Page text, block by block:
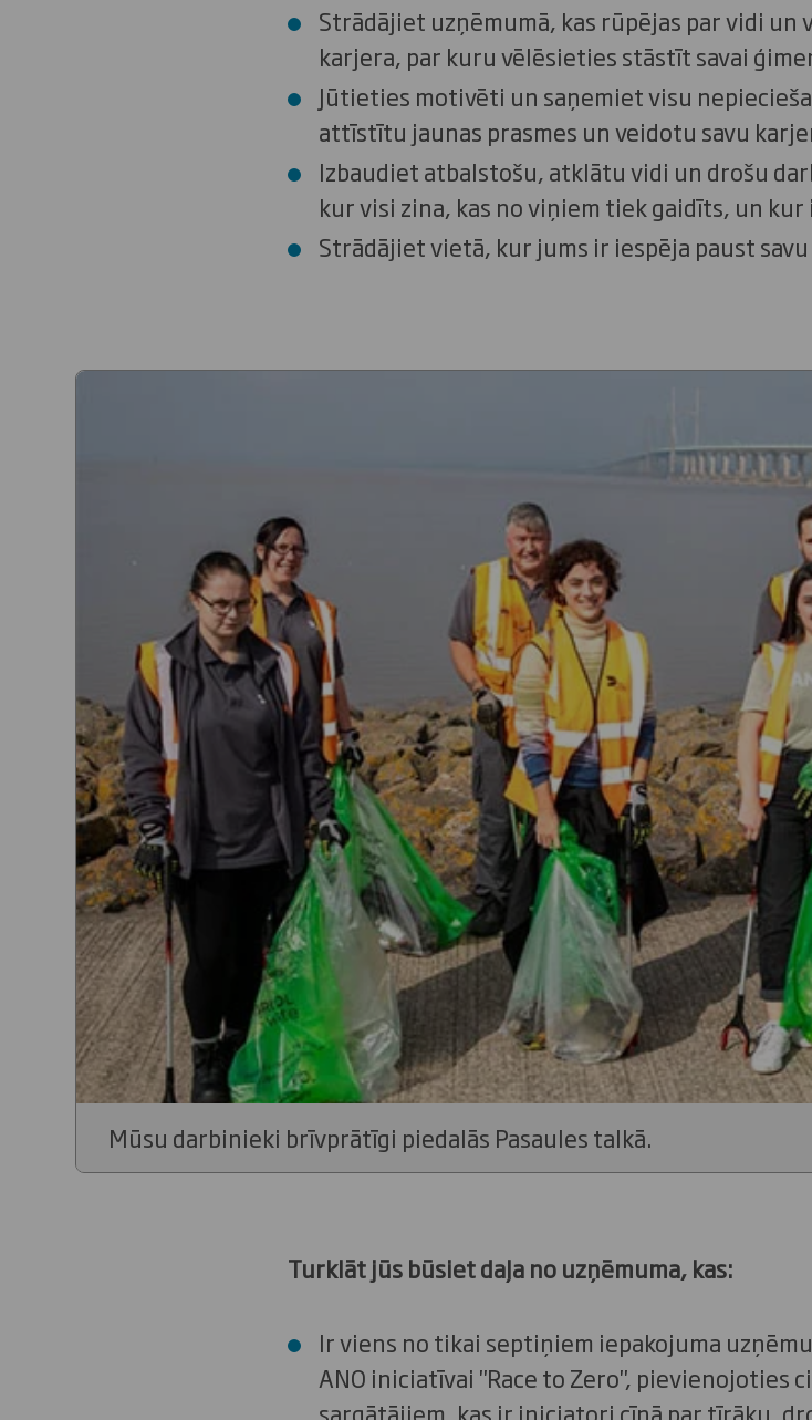
Strādājiet uzņēmumā, kas rūpējas par vidi un
karjera, par kuru vēlēsieties stāstīt savai
Jūtieties motivēti un saņemiet visu
attīstītu jaunas prasmes un veidotu savu
Izbaudiet atbalstošu, atklātu vidi un drošu
kur visi zina, kas no viņiem tiek gaidīts, un
Strādājiet vietā, kur jums ir iespēja paust
Mūsu darbinieki brīvprātīgi piedalās Pasaules talkā.
Turklāt jūs būsiet daļa no uzņēmuma, kas:
Ir viens no tikai septiņiem iepakojuma
ANO iniciatīvai "Race to Zero", pievienojoties
sargātājiem, kas ir iniciatori cīņā par tīrāku,